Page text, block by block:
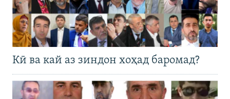
Кӣ ва кай аз зиндон хоҳад баромад?